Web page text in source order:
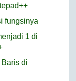
fungsinya
1 di
di